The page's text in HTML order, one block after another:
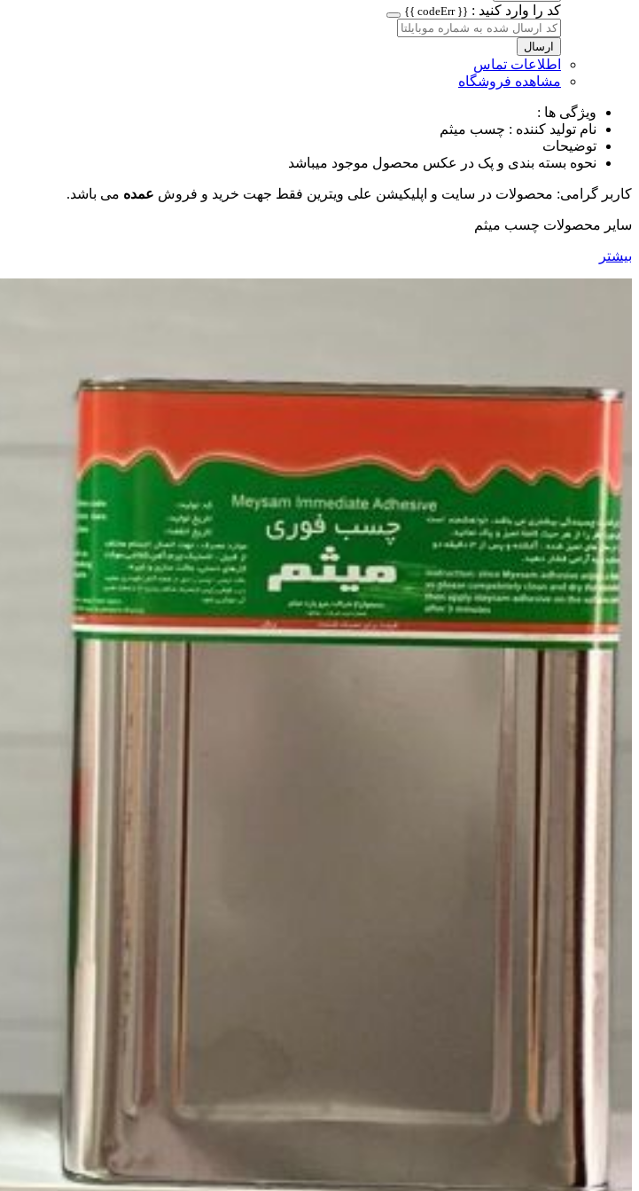
کد را وارد کنید : {{ codeErr }}
ارسال
اطلاعات تماس
مشاهده فروشگاه
ویژگی ها :
نام تولید کننده : چسب میثم
توضیحات
نحوه بسته بندی و پک در عکس محصول موجود میباشد
کاربر گرامی: محصولات در سایت و اپلیکیشن علی ویترین فقط جهت خرید و فروش عمده می باشد.
سایر محصولات چسب میثم
بیشتر